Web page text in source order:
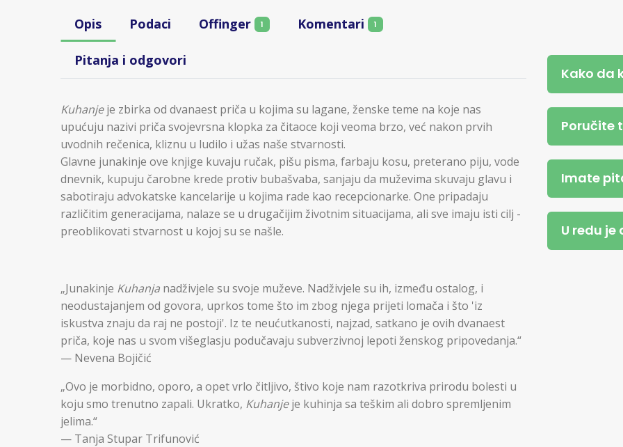
Opis Podaci Offinger 1 Komentari 1
Pitanja i odgovori
Kuhanjeje zbirka od dvanaest priča u kojima su lagane, ženske teme na koje nas
upućuju nazivi priča svojevrsna klopka za čitaoce koji veoma brzo, već nakon prvih
uvodnih rečenica, kliznu u ludilo i užas naše stvarnosti.
Glavne junakinje ove knjige kuvaju ručak, pišu pisma, farbaju kosu, preterano piju, vode
dnevnik, kupuju čarobne krede protiv bubašvaba, sanjaju da muževima skuvaju glavu i
sabotiraju advokatske kancelarije u kojima rade kao recepcionarke. One pripadaju
različitim generacijama, nalaze se u drugačijim životnim situacijama, ali sve imaju isti cilj -
preoblikovati stvarnost u kojoj su se našle.
„Junakinje Kuhanja nadživjele su svoje muževe. Nadživjele su ih, između ostalog, i
neodustajanjem od govora, uprkos tome što im zbog njega prijeti lomača i što 'iz
iskustva znaju da raj ne postoji'. Iz te neućutkanosti, najzad, satkano je ovih dvanaest
priča, koje nas u svom višeglasju podučavaju subverzivnoj lepoti ženskog pripovedanja.“
— Nevena Bojičić
„Ovo je morbidno, oporo, a opet vrlo čitljivo, štivo koje nam razotkriva prirodu bolesti u
koju smo trenutno zapali. Ukratko, Kuhanjeje kuhinja sa teškim ali dobro spremljenim
jelima.“
— Tanja Stupar Trifunović
Kako da
Poručite
Imate
U redu